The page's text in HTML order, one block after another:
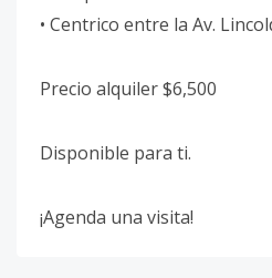
• Centrico entre la Av.
Precio alquiler $6,500
Disponible para ti.
¡Agenda una visita!